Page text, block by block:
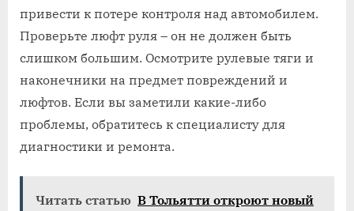
привести к потере контроля над автомобилем.
Проверьте люфт руля – он не должен быть
слишком большим. Осмотрите рулевые тяги и
наконечники на предмет повреждений и
люфтов. Если вы заметили какие-либо
проблемы, обратитесь к специалисту для
диагностики и ремонта.
Читать статью В Тольятти откроют новый